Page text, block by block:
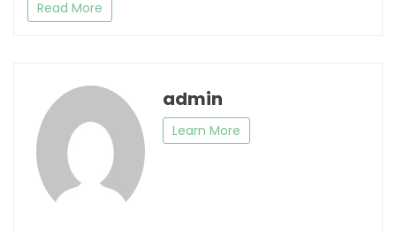
Read More
admin
Learn More